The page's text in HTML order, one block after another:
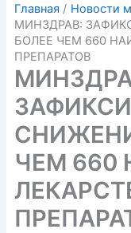
Главная
Новости
МИНЗДРАВ:
БОЛЕЕ ЧЕМ 660
ПРЕПАРАТОВ
ЧЕМ 660